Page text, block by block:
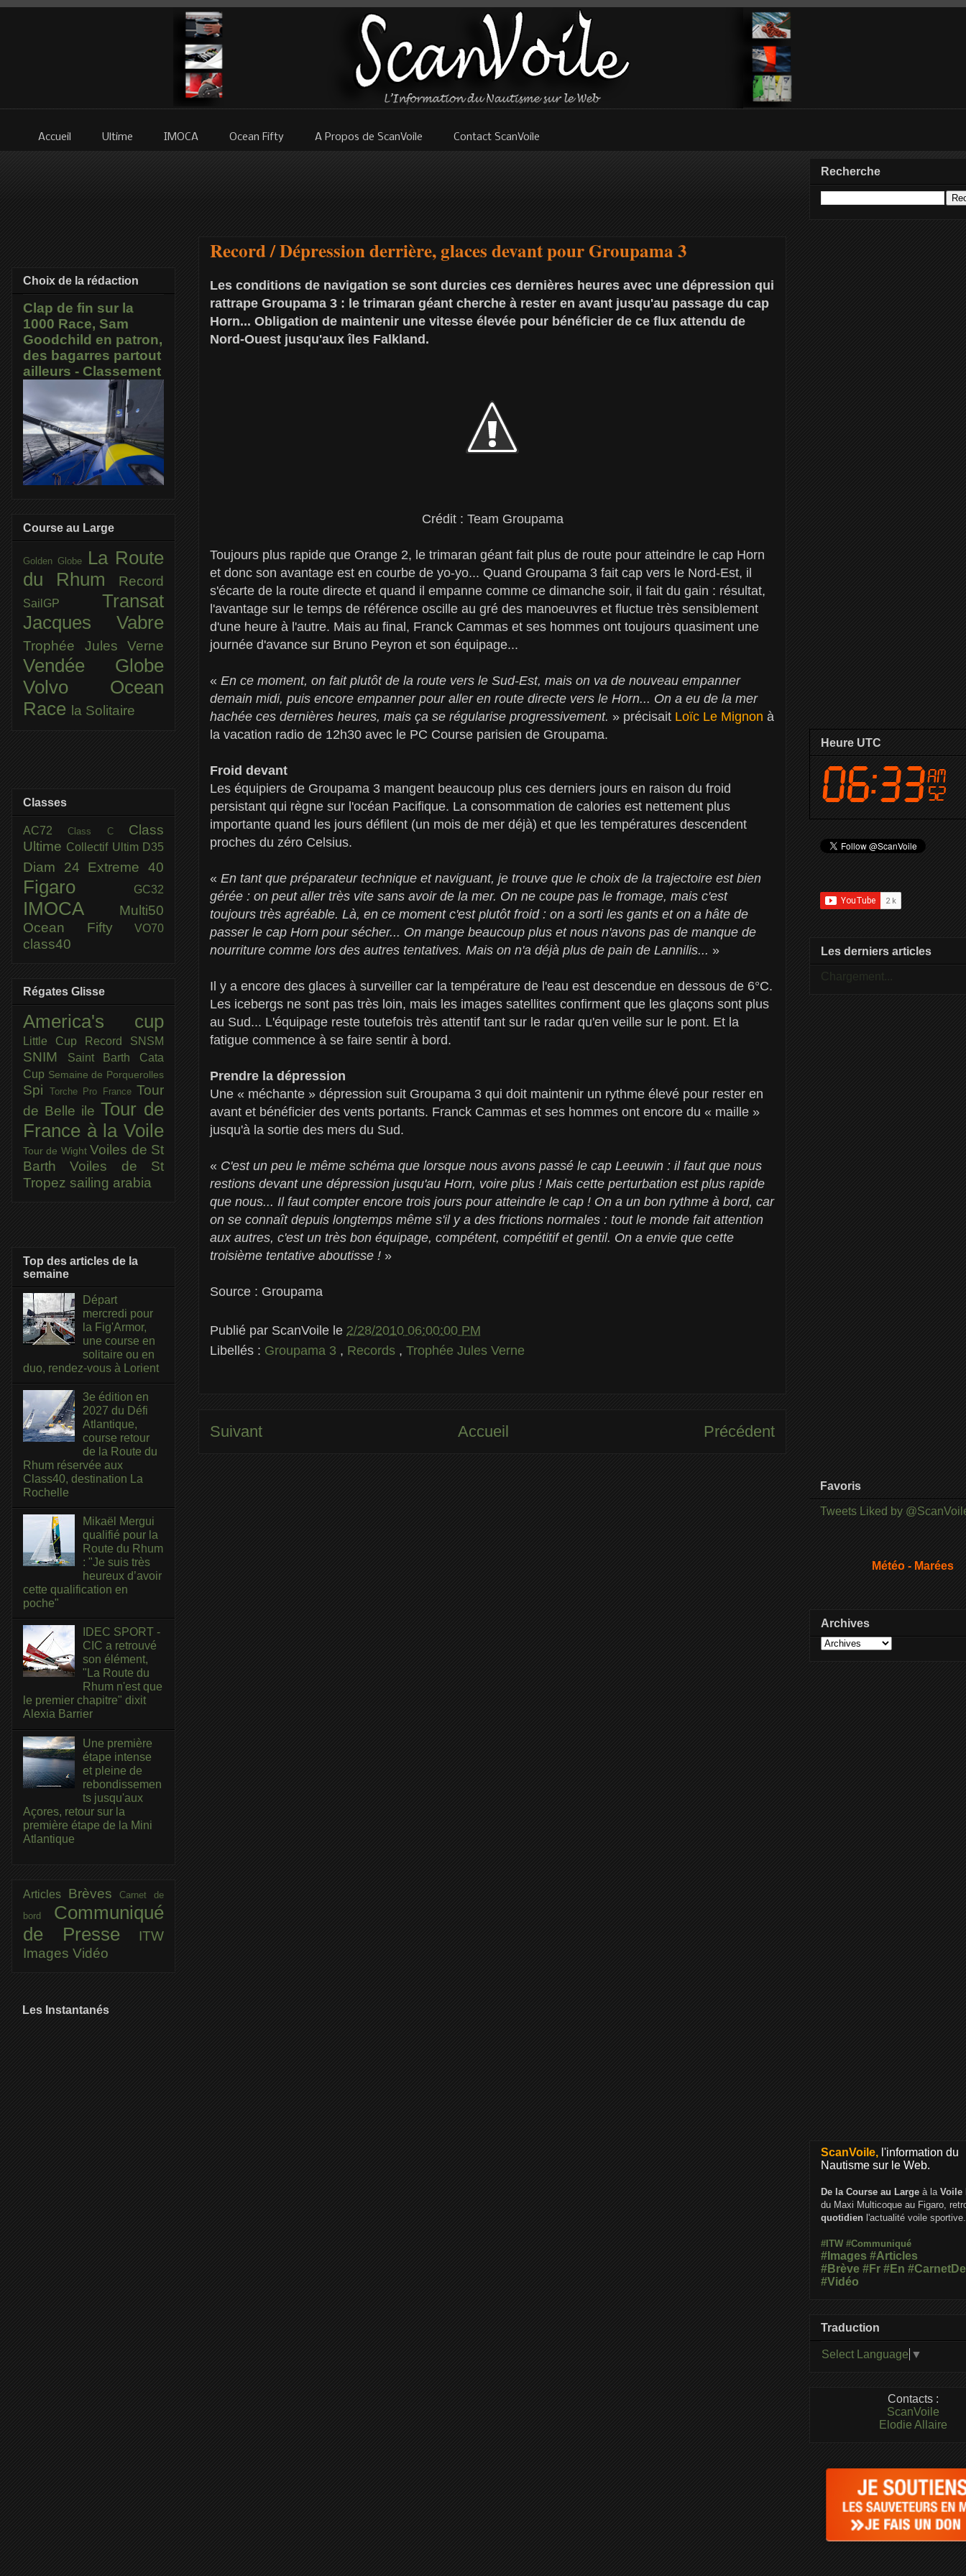
Accueil Ultime IMOCA Ocean Fifty A Propos de ScanVoile Contact ScanVoile
Record / Dépression derrière, glaces devant pour Groupama 3
Les conditions de navigation se sont durcies ces dernières heures avec une dépression qui
rattrape Groupama 3 : le trimaran géant cherche à rester en avant jusqu'au passage du cap
Horn... Obligation de maintenir une vitesse élevée pour bénéficier de ce flux attendu de
Nord-Ouest jusqu'aux îles Falkland.
Crédit : Team Groupama
Toujours plus rapide que Orange 2, le trimaran géant fait plus de route pour atteindre le cap Horn
et donc son avantage est en courbe de yo-yo... Quand Groupama 3 fait cap vers le Nord-Est, il
s'écarte de la route directe et quand il empanne comme ce dimanche soir, il fait du gain : résultat,
l'avantage sur le temps de référence oscille au gré des manoeuvres et fluctue très sensiblement
d'une heure à l'autre. Mais au final, Franck Cammas et ses hommes ont toujours quasiment une
journée d'avance sur Bruno Peyron et son équipage...
« En ce moment, on fait plutôt de la route vers le Sud-Est, mais on va de nouveau empanner
demain midi, puis encore empanner pour aller en route directe vers le Horn... On a eu de la mer
hachée ces dernières heures, mais ça se régularise progressivement. » précisait Loïc Le Mignon à
la vacation radio de 12h30 avec le PC Course parisien de Groupama.
Froid devant
Les équipiers de Groupama 3 mangent beaucoup plus ces derniers jours en raison du froid
persistant qui règne sur l'océan Pacifique. La consommation de calories est nettement plus
importante quand les jours défilent (un mois de mer déjà) et que les températures descendent
proches du zéro Celsius.
« En tant que préparateur technique et naviguant, je trouve que le choix de la trajectoire est bien
gérée : on peut aller très vite sans avoir de la mer. On ne coupe pas le fromage, mais c'est
toujours très agréable. Là, en ce moment c'est plutôt froid : on a sorti les gants et on a hâte de
passer le cap Horn pour sécher... On mange beaucoup plus et nous n'avons pas de manque de
nourriture comme lors des autres tentatives. Mais on n'a déjà plus de pain de Lannilis... »
Il y a encore des glaces à surveiller car la température de l'eau est descendue en dessous de 6°C.
Les icebergs ne sont pas très loin, mais les images satellites confirment que les glaçons sont plus
au Sud... L'équipage reste toutefois très attentif tant sur le radar qu'en veille sur le pont. Et la
fatigue commence à se faire sentir à bord.
Prendre la dépression
Une « méchante » dépression suit Groupama 3 qui doit maintenir un rythme élevé pour rester en
avant et bénéficier des vents portants. Franck Cammas et ses hommes ont encore du « maille »
jusqu'à la sortie des mers du Sud.
« C'est un peu le même schéma que lorsque nous avons passé le cap Leeuwin : il faut que nous
restions devant une dépression jusqu'au Horn, voire plus ! Mais cette perturbation est plus rapide
que nous... Il faut compter encore trois jours pour atteindre le cap ! On a un bon rythme à bord, car
on se connaît depuis longtemps même s'il y a des frictions normales : tout le monde fait attention
aux autres, c'est un très bon équipage, compétent, compétitif et gentil. On a envie que cette
troisième tentative aboutisse ! »
Source : Groupama
Publié par ScanVoile le 2/28/2010 06:00:00 PM
Libellés : Groupama 3 , Records , Trophée Jules Verne
Suivant Précédent
Accueil
Choix de la rédaction
Clap de fin sur la
1000 Race, Sam
Goodchild en patron,
des bagarres partout
ailleurs - Classement
Course au Large
Golden Globe
La Route
du Rhum
Record
SailGP Transat
Jacques Vabre
Trophée Jules Verne
Vendée Globe
Volvo Ocean
Race la Solitaire
Classes
AC72Class C Class
Ultime Collectif Ultim D35
Diam 24 Extreme 40
Figaro GC32
IMOCA
Multi50
Ocean Fifty
VO70
class40
Régates Glisse
America's cup
Little Cup Record SNSM
SNIM
Saint Barth Cata
Cup Semaine de Porquerolles
Spi Torche Pro France Tour
de Belle ile Tour de
France à la Voile
Tour de Wight Voiles de St
BarthVoiles de St
Tropez sailing arabia
Top des articles de la
semaine
Départ
mercredi pour
la Fig'Armor,
une course en
solitaire ou en
duo, rendez-vous à Lorient
3e édition en
2027 du Défi
Atlantique,
course retour
de la Route du
Rhum réservée aux
Class40, destination La
Rochelle
Mikaël Mergui
qualifié pour la
Route du Rhum
: "Je suis très
heureux d’avoir
cette qualification en
poche"
IDEC SPORT -
CIC a retrouvé
son élément,
"La Route du
Rhum n'est que
le premier chapitre" dixit
Alexia Barrier
Une première
étape intense
et pleine de
rebondissemen
ts jusqu'aux
Açores, retour sur la
première étape de la Mini
Atlantique
Articles BrèvesCarnet de
bord Communiqué
de Presse
ITW
Images Vidéo
Les Instantanés
Recherche
Heure UTC
Les derniers articles
Chargement...
Favoris
Tweets Liked by
Météo - Marées
Archives
ScanVoile, l'information du
Nautisme sur le Web.
De la Course au Large à la Voile
du Maxi Multicoque au Figaro,
quotidien l'actualité voile sportive.
#ITW #Communiqué
#Images #Articles
#Brève #Fr #En
#Vidéo
Traduction
Select Language ▼
Contacts :
ScanVoile
Elodie Allaire